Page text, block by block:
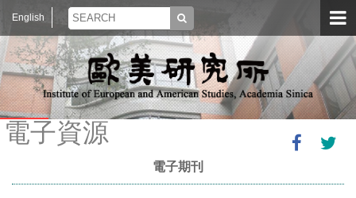
English
電子資源
電子期刊